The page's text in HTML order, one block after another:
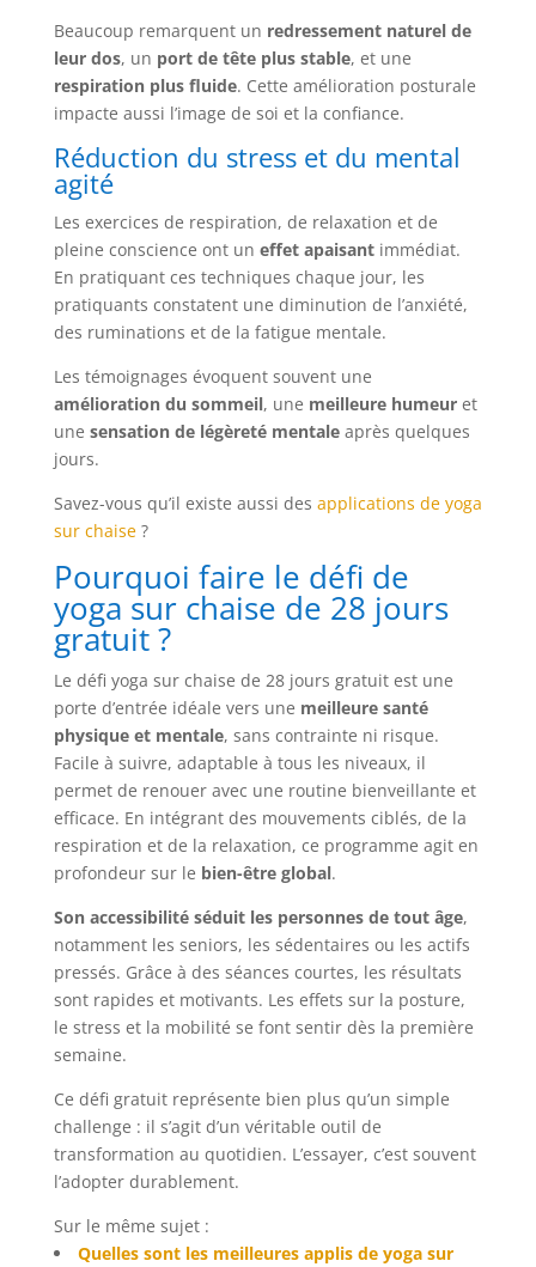
Beaucoup remarquent un redressement naturel de
leur dos, un port de tête plus stable, et une
respiration plus fluide. Cette amélioration posturale
impacte aussi l’image de soi et la confiance.
Réduction du stress et du mental
agité
Les exercices de respiration, de relaxation et de
pleine conscience ont un effet apaisantimmédiat.
En pratiquant ces techniques chaque jour, les
pratiquants constatent une diminution de l’anxiété,
des ruminations et de la fatigue mentale.
Les témoignages évoquent souvent une
amélioration du sommeil, une meilleure humeuret
une sensation de légèreté mentaleaprès quelques
jours.
Savez-vous qu’il existe aussi des applications de yoga
sur chaise?
Pourquoi faire le défi de
yoga sur chaise de 28 jours
gratuit ?
Le défi yoga sur chaise de 28 jours gratuit est une
porte d’entrée idéale vers une meilleure santé
physique et mentale, sans contrainte ni risque.
Facile à suivre, adaptable à tous les niveaux, il
permet de renouer avec une routine bienveillante et
efficace. En intégrant des mouvements ciblés, de la
respiration et de la relaxation, ce programme agit en
profondeur sur le bien-être global.
Son accessibilité séduit les personnes de tout âge,
notamment les seniors, les sédentaires ou les actifs
pressés. Grâce à des séances courtes, les résultats
sont rapides et motivants. Les effets sur la posture,
le stress et la mobilité se font sentir dès la première
semaine.
Ce défi gratuit représente bien plus qu’un simple
challenge : il s’agit d’un véritable outil de
transformation au quotidien. L’essayer, c’est souvent
l’adopter durablement.
Sur le même sujet :
Quelles sont les meilleures applis de yoga sur